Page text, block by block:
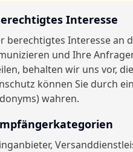
Interesse
berechtigtes Interesse an
und Ihre
behalten wir uns vor,
können Sie durch
wahren.